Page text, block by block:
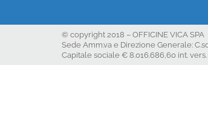
© copyright 2018 – OFFICINE VICA SPA
Sede Amm.va e Direzione Generale:
Capitale sociale € 8.016.686,60 int.